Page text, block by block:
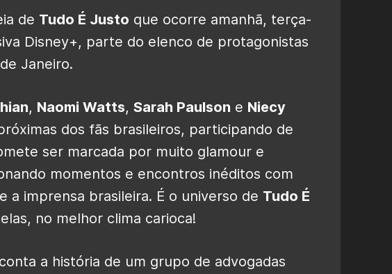
de Tudo É Justo que ocorre amanhã, terça-
Disney+, parte do elenco de protagonistas
Janeiro.
, Naomi Watts, Sarah Paulson e Niecy
dos fãs brasileiros, participando de
ser marcada por muito glamour e
momentos e encontros inéditos com
a imprensa brasileira. É o universo de Tudo É
no melhor clima carioca!
conta a história de um grupo de advogadas